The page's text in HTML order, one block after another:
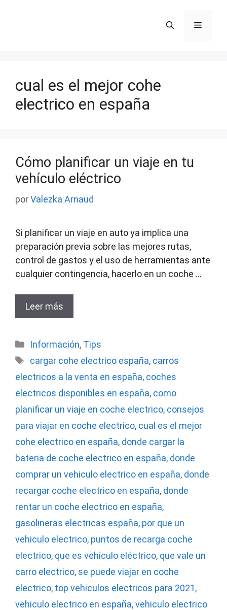
Menú
cual es el mejor cohe
electrico en españa
Cómo planificar un viaje en tu
vehículo eléctrico
porValezka Arnaud
Si planificar un viaje en auto ya implica una
preparación previa sobre las mejores rutas,
control de gastos y el uso de herramientas ante
cualquier contingencia, hacerlo en un coche …
Leer más
Categorías
Información, Tips
Etiquetas
cargar cohe electrico españa, carros
electricos a la venta en españa, coches
electricos disponibles en españa, como
planificar un viaje en coche electrico, consejos
para viajar en coche electrico, cual es el mejor
cohe electrico en españa, donde cargar la
bateria de coche electrico en españa, donde
comprar un vehiculo electrico en españa, donde
recargar coche electrico en españa, donde
rentar un coche electrico en españa,
gasolineras electricas españa, por que un
vehiculo electrico, puntos de recarga coche
electrico, que es vehículo eléctrico, que vale un
carro electrico, se puede viajar en coche
electrico, top vehiculos electricos para 2021,
vehiculo electrico en españa,vehiculo electrico